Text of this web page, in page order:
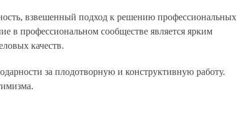
взвешенный подход к решению профессиональных
в профессиональном сообществе является ярким
качеств.
за плодотворную и конструктивную работу.